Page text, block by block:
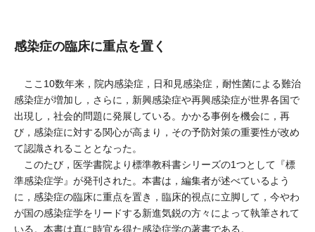
感染症の臨床に重点を置く
ここ10数年来，院内感染症，日和見感染症，耐性菌による難治
感染症が増加し，さらに，新興感染症や再興感染症が世界各国で
出現し，社会的問題に発展している。かかる事例を機会に，再
び，感染症に対する関心が高まり，その予防対策の重要性が改め
て認識されることとなった。
このたび，医学書院より標準教科書シリーズの1つとして『標
準感染症学』が発刊された。本書は，編集者が述べているよう
に，感染症の臨床に重点を置き，臨床的視点に立脚して，今やわ
が国の感染症学をリードする新進気鋭の方々によって執筆されて
いる。本書は真に時宜を得た感染症学の著書である。